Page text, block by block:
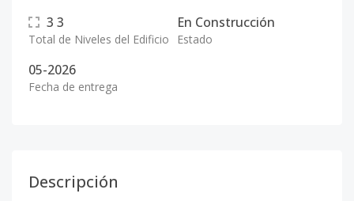
3 3
Total de Niveles del Edificio
En Construcción
Estado
05-2026
Fecha de entrega
Descripción